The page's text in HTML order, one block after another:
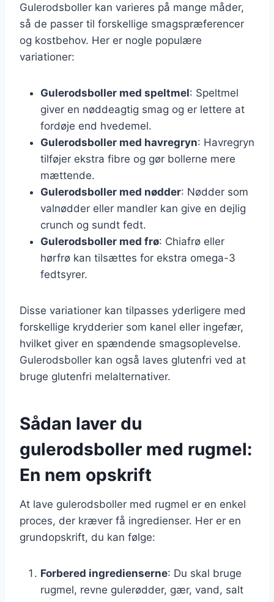
Gulerodsboller kan varieres på mange måder,
så de passer til forskellige smagspræferencer
og kostbehov. Her er nogle populære
variationer:
Gulerodsboller med speltmel: Speltmel
giver en nøddeagtig smag og er lettere at
fordøje end hvedemel.
Gulerodsboller med havregryn: Havregryn
tilføjer ekstra fibre og gør bollerne mere
mættende.
Gulerodsboller med nødder: Nødder som
valnødder eller mandler kan give en dejlig
crunch og sundt fedt.
Gulerodsboller med frø: Chiafrø eller
hørfrø kan tilsættes for ekstra omega-3
fedtsyrer.
Disse variationer kan tilpasses yderligere med
forskellige krydderier som kanel eller ingefær,
hvilket giver en spændende smagsoplevelse.
Gulerodsboller kan også laves glutenfri ved at
bruge glutenfri melalternativer.
Sådan laver du
gulerodsboller med rugmel:
En nem opskrift
At lave gulerodsboller med rugmel er en enkel
proces, der kræver få ingredienser. Her er en
grundopskrift, du kan følge:
Forbered ingredienserne: Du skal bruge
rugmel, revne gulerødder, gær, vand, salt